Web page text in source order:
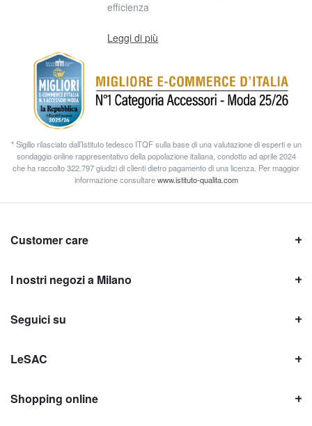
efficienza
Leggi di più
* Sigillo rilasciato dall’Istituto tedesco ITQF sulla base di una valutazione di esperti e un
sondaggio online rappresentativo della popolazione italiana, condotto ad aprile 2024
che ha raccolto 322.797 giudizi di clienti dietro pagamento di una licenza. Per maggior
informazione consultarewww.istituto-qualita.com
Customer care
I nostri negozi a Milano
Seguici su
LeSAC
Shopping online